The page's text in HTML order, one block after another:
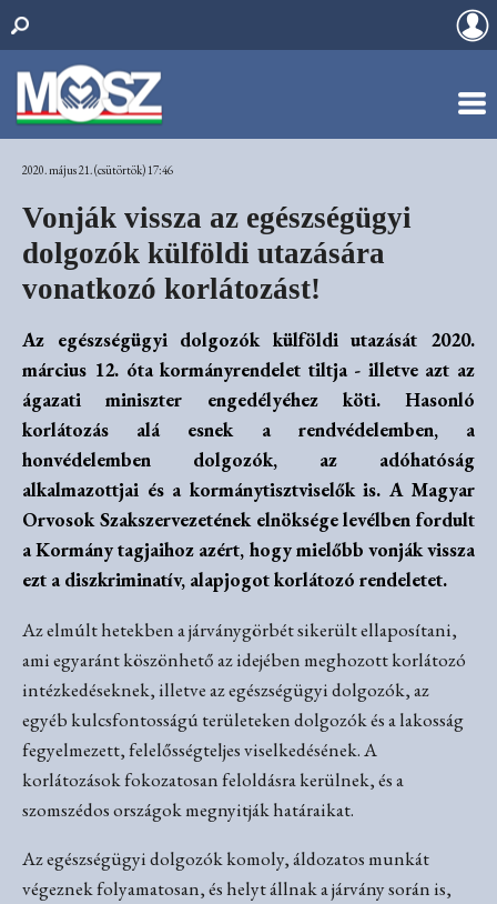
2020. május 21. (csütörtök) 17:46
Vonják vissza az egészségügyi
dolgozók külföldi utazására
vonatkozó korlátozást!
Az egészségügyi dolgozók külföldi utazását 2020.
március 12. óta kormányrendelet tiltja - illetve azt az
ágazati miniszter engedélyéhez köti. Hasonló
korlátozás alá esnek a rendvédelemben, a
honvédelemben dolgozók, az adóhatóság
alkalmazottjai és a kormánytisztviselők is. A Magyar
Orvosok Szakszervezetének elnöksége levélben fordult
a Kormány tagjaihoz azért, hogy mielőbb vonják vissza
ezt a diszkriminatív, alapjogot korlátozó rendeletet.
Az elmúlt hetekben a járványgörbét sikerült ellaposítani,
ami egyaránt köszönhető az idejében meghozott korlátozó
intézkedéseknek, illetve az egészségügyi dolgozók, az
egyéb kulcsfontosságú területeken dolgozók és a lakosság
fegyelmezett, felelősségteljes viselkedésének. A
korlátozások fokozatosan feloldásra kerülnek, és a
szomszédos országok megnyitják határaikat.
Az egészségügyi dolgozók komoly, áldozatos munkát
végeznek folyamatosan, és helyt állnak a járvány során is,